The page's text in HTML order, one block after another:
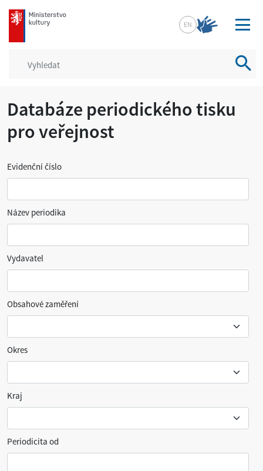
mkcr.cz
EN
Databáze periodického tisku
pro veřejnost
Evidenční číslo
Název periodika
Vydavatel
Obsahové zaměření
Okres
Kraj
Periodicita od